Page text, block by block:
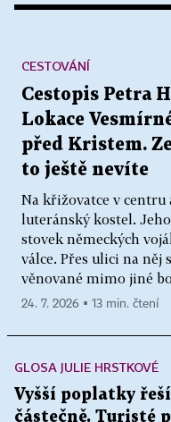
Cestopis Petra
Lokace
před Kristem.
to ještě nevíte
Na křižovatce v
luteránský kostel.
stovek německých
válce. Přes ulici na
věnované mimo jiné
CESTOVÁNÍ
24. 7. 2026 ▪ 13 min. čtení
GLOSA JULIE HRSTKOVÉ
Vyšší poplatky
částečně. Turisté